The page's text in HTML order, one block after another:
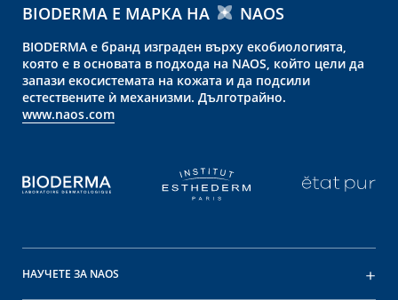
BIODERMA Е МАРКА НА NAOS
BIODERMA е бранд изграден върху екобиологията,
която е в основата в подхода на NAOS, който цели да
запази екосистемата на кожата и да подсили
естествените ѝ механизми. Дълготрайно.
www.naos.com
НАУЧЕТЕ ЗА NAOS